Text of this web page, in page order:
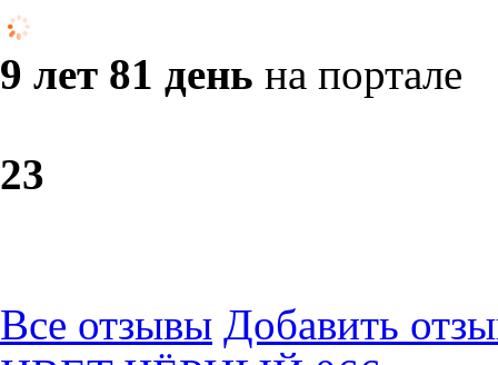
9 лет 81 день на портале
23
Все отзывы Добавить